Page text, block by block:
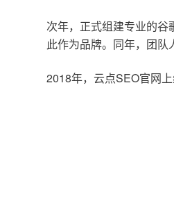
次年，正式组建专业的
此作为品牌。同年，团队
2018年，云点SEO官网